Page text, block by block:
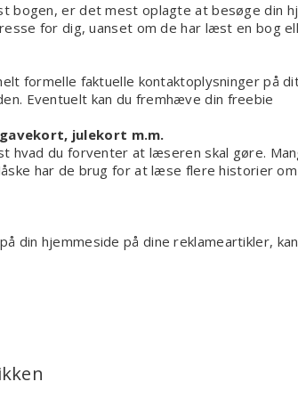
bogen, er det mest oplagte at besøge din
for dig, uanset om de har læst en bog
formelle faktuelle kontaktoplysninger på
Eventuelt kan du fremhæve din freebie
julekort m.m.
hvad du forventer at læseren skal gøre.
har de brug for at læse flere historier
din hjemmeside på dine reklameartikler,